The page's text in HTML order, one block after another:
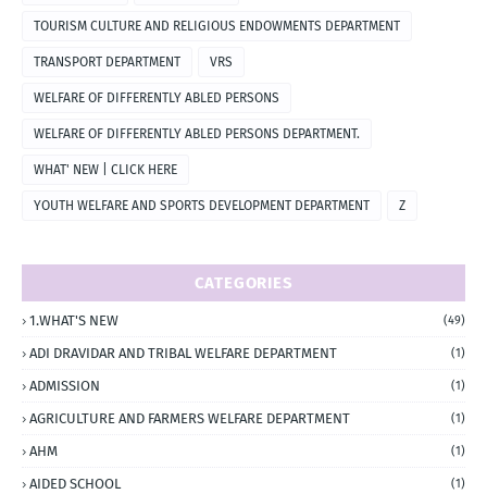
TOURISM CULTURE AND RELIGIOUS ENDOWMENTS DEPARTMENT
TRANSPORT DEPARTMENT VRS
WELFARE OF DIFFERENTLY ABLED PERSONS
WELFARE OF DIFFERENTLY ABLED PERSONS DEPARTMENT.
WHAT' NEW | CLICK HERE
YOUTH WELFARE AND SPORTS DEVELOPMENT DEPARTMENT Z
CATEGORIES
1.WHAT'S NEW (49)
ADI DRAVIDAR AND TRIBAL WELFARE DEPARTMENT (1)
ADMISSION (1)
AGRICULTURE AND FARMERS WELFARE DEPARTMENT (1)
AHM (1)
AIDED SCHOOL (1)